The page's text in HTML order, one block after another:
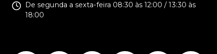
De segunda a sexta-feira 08:30 às 12:00 / 13:30 às
18:00